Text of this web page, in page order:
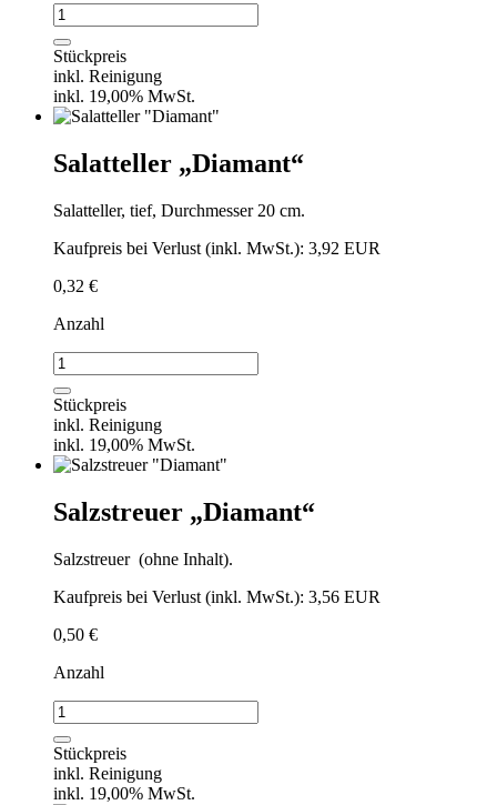
Kaffeetasse
"Diamant"
ohne
Untertasse
Menge
Stückpreis
inkl. Reinigung
inkl. 19,00% MwSt.
Salatteller „Diamant“
Salatteller, tief, Durchmesser 20 cm.
Kaufpreis bei Verlust (inkl. MwSt.): 3,92 EUR
0,32 €
Anzahl
Salatteller
"Diamant"
Menge
Stückpreis
inkl. Reinigung
inkl. 19,00% MwSt.
Salzstreuer „Diamant“
Salzstreuer (ohne Inhalt).
Kaufpreis bei Verlust (inkl. MwSt.): 3,56 EUR
0,50 €
Anzahl
Salzstreuer
"Diamant"
Menge
Stückpreis
inkl. Reinigung
inkl. 19,00% MwSt.